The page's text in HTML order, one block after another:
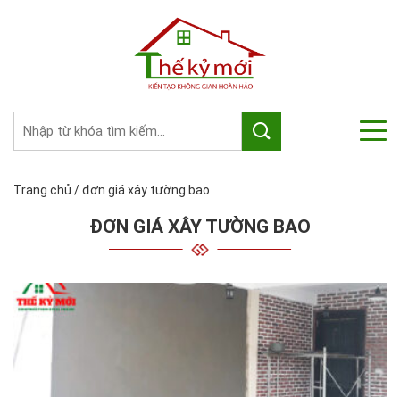
Trang chủ /đơn giá xây tường bao
ĐƠN GIÁ XÂY TƯỜNG BAO